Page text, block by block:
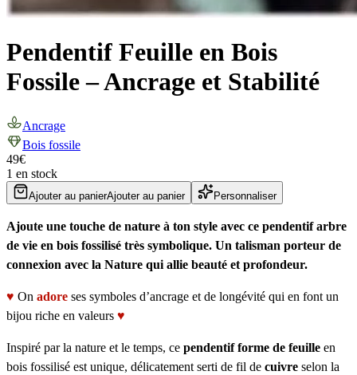
Pendentif Feuille en Bois
Fossile – Ancrage et Stabilité
Ancrage
Bois fossile
49€
1 en stock
Ajouter au panierAjouter au panier Personnaliser
Ajoute une touche de nature à ton style avec ce pendentif arbre
de vie en bois fossilisé très symbolique. Un talisman porteur de
connexion avec la Nature qui allie beauté et profondeur.
♥ On adore ses symboles d’ancrage et de longévité qui en font un
bijou riche en valeurs ♥
Inspiré par la nature et le temps, ce pendentif forme de feuille en
bois fossilisé est unique, délicatement serti de fil de cuivre selon la